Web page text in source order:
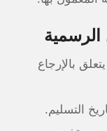
الرسمية
بالإرجاع